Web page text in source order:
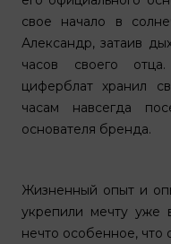
свое начало в
Александр, затаив
часов своего
циферблат хранил
часам навсегда
основателя бренда.
Жизненный опыт и
укрепили мечту уже
нечто особенное, что